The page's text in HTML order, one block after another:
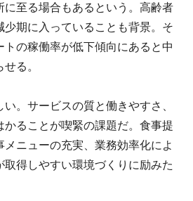
に至る場合もあるという。高齢者
少期に入っていることも背景。そ
の稼働率が低下傾向にあると中
る。
。サービスの質と働きやすさ、
かることが喫緊の課題だ。食事提
ニューの充実、業務効率化によ
取得しやすい環境づくりに励みた